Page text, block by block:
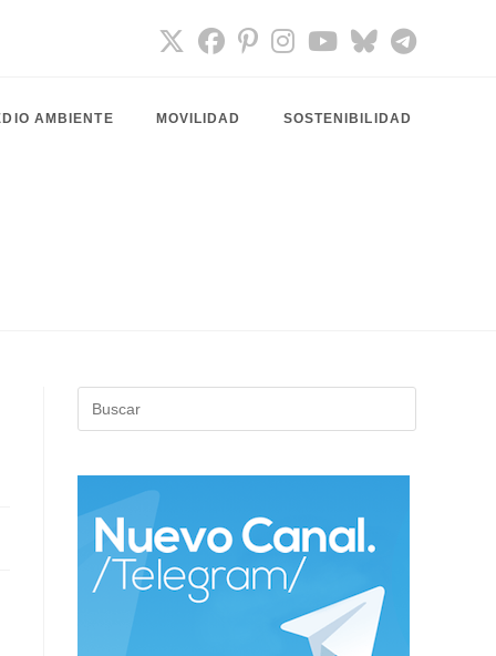
AMBIENTE MOVILIDAD SOSTENIBILIDAD
Escape